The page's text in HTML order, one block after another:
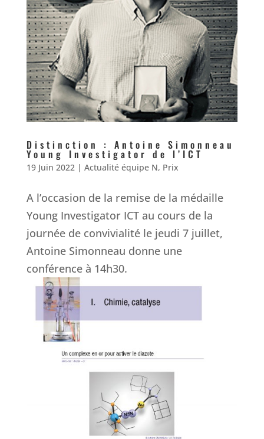
Distinction : Antoine Simonneau
Young Investigator de l’ICT
19 Juin 2022| Actualité équipe N, Prix
A l’occasion de la remise de la médaille
Young Investigator ICT au cours de la
journée de convivialité le jeudi 7 juillet,
Antoine Simonneau donne une
conférence à 14h30.